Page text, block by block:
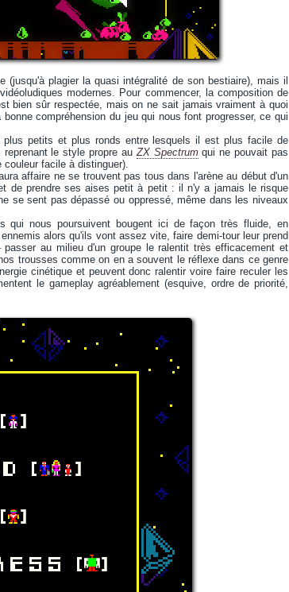
plagier la quasi intégralité de son bestiaire), mais il
modernes. Pour commencer, la composition de
bien sûr respectée, mais on ne sait jamais vraiment à quoi
compréhension du jeu qui nous font progresser, ce qui
plus petits et plus ronds entre lesquels il est plus facile de
reprenant le style propre auZX Spectrumqui ne pouvait pas
facile à distinguer).
affaire ne se trouvent pas tous dans l'arène au début d'un
de prendre ses aises petit à petit : il n'y a jamais le risque
se sent pas dépassé ou oppressé, même dans les niveaux
qui nous poursuivent bougent ici de façon très fluide, en
alors qu'ils vont assez vite, faire demi-tour leur prend
au milieu d'un groupe le ralentit très efficacement et
trousses comme on en a souvent le réflexe dans ce genre
cinétique et peuvent donc ralentir voire faire reculer les
le gameplay agréablement (esquive, ordre de priorité,